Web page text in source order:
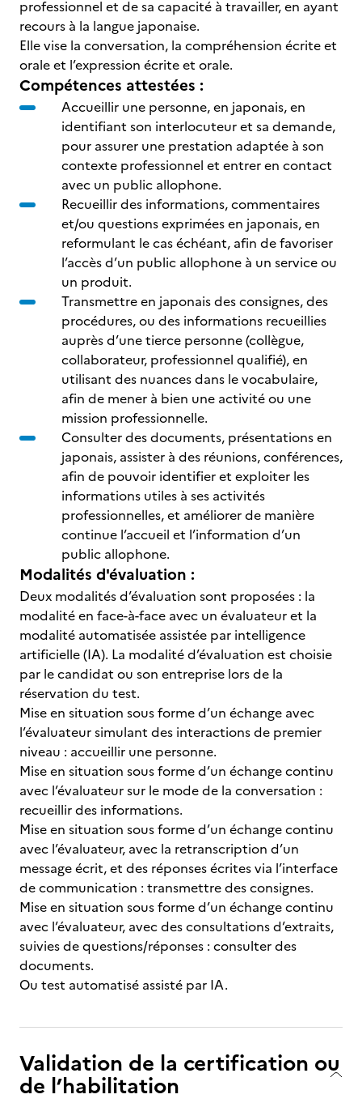
professionnel et de sa capacité à travailler, en ayant
recours à la langue japonaise.
Elle vise la conversation, la compréhension écrite et
orale et l’expression écrite et orale.
Compétences attestées :
Accueillir une personne, en japonais, en
identifiant son interlocuteur et sa demande,
pour assurer une prestation adaptée à son
contexte professionnel et entrer en contact
avec un public allophone.
Recueillir des informations, commentaires
et/ou questions exprimées en japonais, en
reformulant le cas échéant, afin de favoriser
l’accès d’un public allophone à un service ou
un produit.
Transmettre en japonais des consignes, des
procédures, ou des informations recueillies
auprès d’une tierce personne (collègue,
collaborateur, professionnel qualifié), en
utilisant des nuances dans le vocabulaire,
afin de mener à bien une activité ou une
mission professionnelle.
Consulter des documents, présentations en
japonais, assister à des réunions, conférences,
afin de pouvoir identifier et exploiter les
informations utiles à ses activités
professionnelles, et améliorer de manière
continue l’accueil et l’information d’un
public allophone.
Modalités d'évaluation :
Deux modalités d’évaluation sont proposées : la
modalité en face-à-face avec un évaluateur et la
modalité automatisée assistée par intelligence
artificielle (IA). La modalité d’évaluation est choisie
par le candidat ou son entreprise lors de la
réservation du test.
Mise en situation sous forme d’un échange avec
l’évaluateur simulant des interactions de premier
niveau : accueillir une personne.
Mise en situation sous forme d’un échange continu
avec l’évaluateur sur le mode de la conversation :
recueillir des informations.
Mise en situation sous forme d’un échange continu
avec l’évaluateur, avec la retranscription d’un
message écrit, et des réponses écrites via l’interface
de communication : transmettre des consignes.
Mise en situation sous forme d’un échange continu
avec l’évaluateur, avec des consultations d’extraits,
suivies de questions/réponses : consulter des
documents.
Ou test automatisé assisté par IA.
Validation de la certification ou
de l’habilitation